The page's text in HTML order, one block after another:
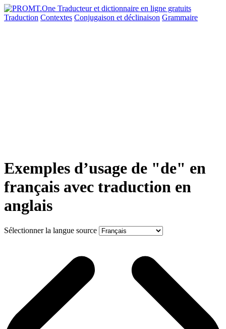
Traduction Contextes Conjugaison et déclinaison Grammaire
Exemples d’usage de "de" en
français avec traduction en
anglais
Sélectionner la langue source